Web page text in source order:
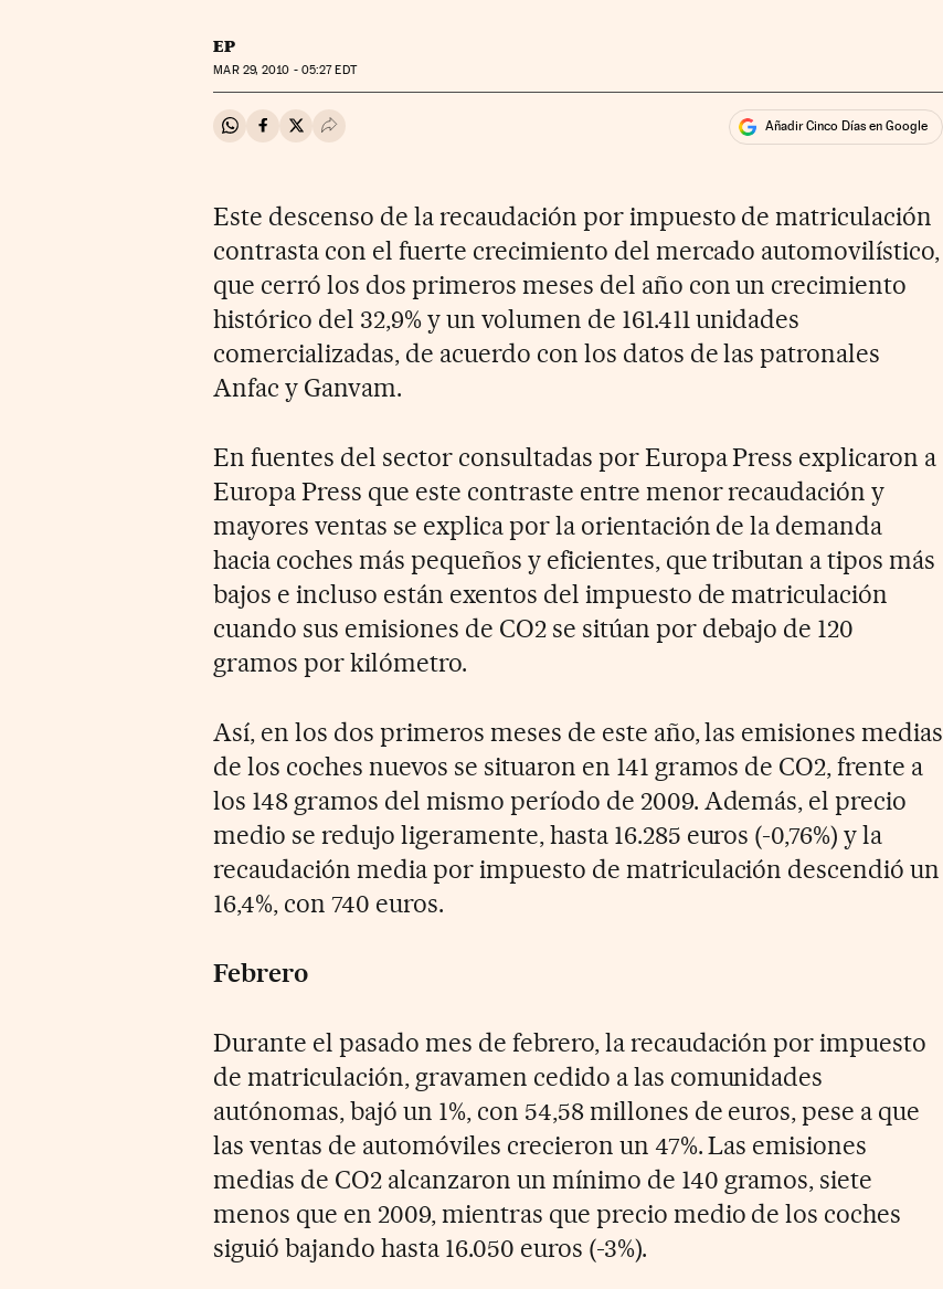
EP
MAR29, 2010 - 05:27EDT
Compartir en Whatsapp
Compartir en Facebook
Compartir en Twitter
Desplegar Redes Sociales Añadir Cinco Días en Google
Este descenso de la recaudación por impuesto de matriculación
contrasta con el fuerte crecimiento del mercado automovilístico,
que cerró los dos primeros meses del año con un crecimiento
histórico del 32,9% y un volumen de 161.411 unidades
comercializadas, de acuerdo con los datos de las patronales
Anfac y Ganvam.
En fuentes del sector consultadas por Europa Press explicaron a
Europa Press que este contraste entre menor recaudación y
mayores ventas se explica por la orientación de la demanda
hacia coches más pequeños y eficientes, que tributan a tipos más
bajos e incluso están exentos del impuesto de matriculación
cuando sus emisiones de CO2 se sitúan por debajo de 120
gramos por kilómetro.
Así, en los dos primeros meses de este año, las emisiones medias
de los coches nuevos se situaron en 141 gramos de CO2, frente a
los 148 gramos del mismo período de 2009. Además, el precio
medio se redujo ligeramente, hasta 16.285 euros (-0,76%) y la
recaudación media por impuesto de matriculación descendió un
16,4%, con 740 euros.
Febrero
Durante el pasado mes de febrero, la recaudación por impuesto
de matriculación, gravamen cedido a las comunidades
autónomas, bajó un 1%, con 54,58 millones de euros, pese a que
las ventas de automóviles crecieron un 47%. Las emisiones
medias de CO2 alcanzaron un mínimo de 140 gramos, siete
menos que en 2009, mientras que precio medio de los coches
siguió bajando hasta 16.050 euros (-3%).